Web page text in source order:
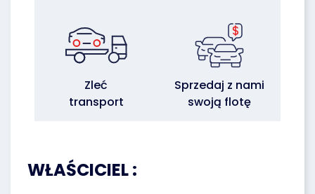
Zleć
transport
Sprzedaj z nami
swoją flotę
WŁAŚCICIEL :